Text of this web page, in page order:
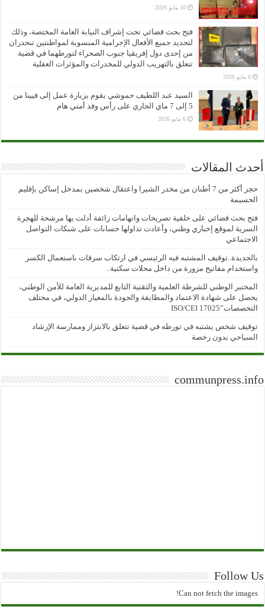
10 مايو 2026
فتح بحث قضائي تحت إشراف النيابة العامة المختصة، وذلك
لتحديد جميع الأفعال الإجرامية المنسوبة لمواطنتين تنحدران
من إحدى دول إفريقيا جنوب الصحراء لتورطهما في قضية
تتعلق بالتهريب الدولي للمخدرات والمؤثرات العقلية
6 مايو 2026
السيد عبد اللطيف حموشي يقوم بزيارة عمل إلى فيينا من
5 إلى 7 ماي الجاري على رأس وفد أمني هام
6 مايو 2026
أحدث المقالات
حجز أكثر من 7 أطنان من مخدر الشيرا واعتقال شخصين بمدخل إساكن بإقليم
الحسيمة
فتح بحث قضائي على خلفية تصريحات واتهامات زائفة أدلت بها مرشحة للهجرة
السرية لموقع إخباري وطني، وأعادت تداولها حسابات على شبكات التواصل
الاجتماعي
بالجديدة..توقيف المشتبه فيه الرئيسي في ارتكاب سرقات باستعمال الكسر
واستخدام مفاتيح مزورة من داخل محلات سكنية..
المختبر الوطني للشرطة العلمية والتقنية التابع للمديرية العامة للأمن الوطني،
يحصل على شهادة الاعتماد والمطابقة والجودة بالمعيار الدولي، في مختلف
التخصصات”ISO/CEI 17025
توقيف شخص يشتبه في تورطه في قضية تتعلق بالابتزاز وممارسة الإرشاد
السياحي بدون رخصة
communpress.info
Follow Us
Can not fetch the images!